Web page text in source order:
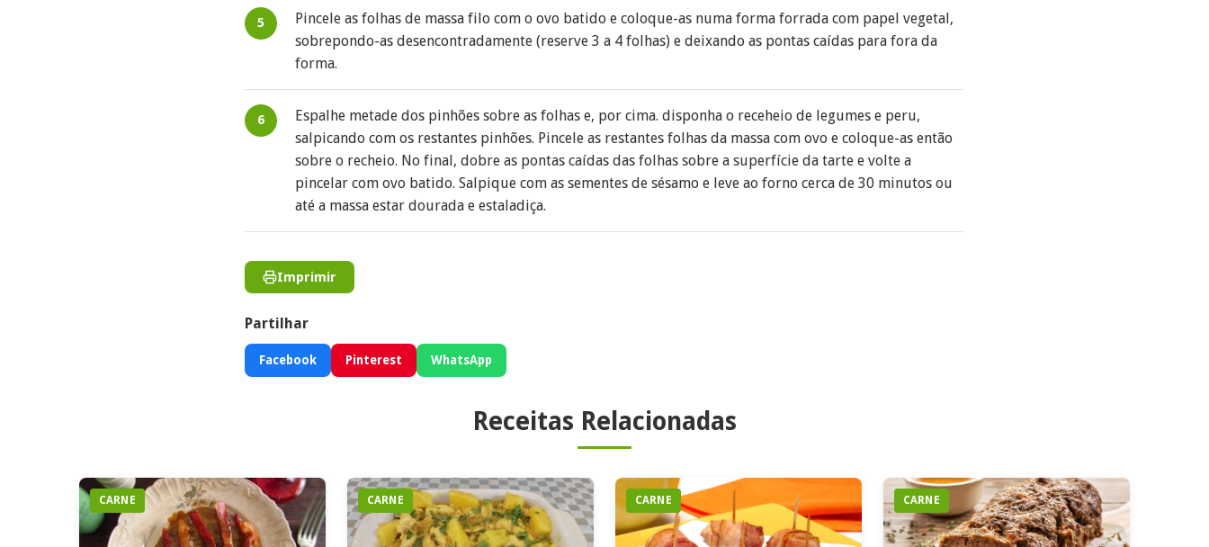
Pincele as folhas de massa filo com o ovo batido e coloque-as numa forma forrada com papel vegetal,
sobrepondo-as desencontradamente (reserve 3 a 4 folhas) e deixando as pontas caídas para fora da
forma.
Espalhe metade dos pinhões sobre as folhas e, por cima. disponha o receheio de legumes e peru,
salpicando com os restantes pinhões. Pincele as restantes folhas da massa com ovo e coloque-as então
sobre o recheio. No final, dobre as pontas caídas das folhas sobre a superfície da tarte e volte a
pincelar com ovo batido. Salpique com as sementes de sésamo e leve ao forno cerca de 30 minutos ou
até a massa estar dourada e estaladiça.
Imprimir
Partilhar
Facebook Pinterest WhatsApp
Receitas Relacionadas
CARNE CARNE CARNE CARNE